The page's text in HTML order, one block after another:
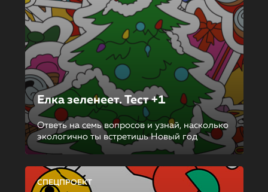
Елка зеленеет. Тест +1
Ответь на семь вопросов и узнай, насколько
экологично ты встретишь Новый год
СПЕЦПРОЕКТ